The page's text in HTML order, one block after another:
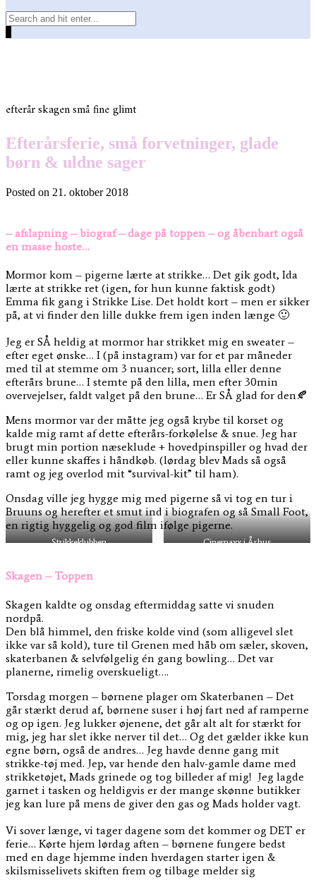
efterårskagensmå fine glimt
Efterårsferie, små forvetninger, glade
børn & uldne sager
Posted on 21. oktober 2018
– afslapning – biograf – dage på toppen – og åbenbart også
en masse hoste…
Mormor kom – pigerne lærte at strikke… Det gik godt, Ida
lærte at strikke ret (igen, for hun kunne faktisk godt)
Emma fik gang i Strikke Lise. Det holdt kort – men er sikker
på, at vi finder den lille dukke frem igen inden længe 🙂
Jeg er SÅ heldig at mormor har strikket mig en sweater –
efter eget ønske… I (på instagram) var for et par måneder
med til at stemme om 3 nuancer; sort, lilla eller denne
efterårs brune… I stemte på den lilla, men efter 30min
overvejelser, faldt valget på den brune… Er SÅ glad for den🍂
Mens mormor var der måtte jeg også krybe til korset og
kalde mig ramt af dette efterårs-forkølelse & snue. Jeg har
brugt min portion næseklude + hovedpinspiller og hvad der
eller kunne skaffes i håndkøb. (lørdag blev Mads så også
ramt og jeg overlod mit “survival-kit” til ham).
Onsdag ville jeg hygge mig med pigerne så vi tog en tur i
Bruuns og herefter et smut ind i biografen og så Small Foot,
en rigtig hyggelig og god film ifølge pigerne.
Strikkeklubben Cinemaxx i Århus
Skagen – Toppen
Skagen kaldte og onsdag eftermiddag satte vi snuden
nordpå.
Den blå himmel, den friske kolde vind (som alligevel slet
ikke var så kold), ture til Grenen med håb om sæler, skoven,
skaterbanen & selvfølgelig én gang bowling… Det var
planerne, rimelig overskueligt….
Torsdag morgen – børnene plager om Skaterbanen – Det
går stærkt derud af, børnene suser i høj fart ned af ramperne
og op igen. Jeg lukker øjenene, det går alt alt for stærkt for
mig, jeg har slet ikke nerver til det… Og det gælder ikke kun
egne børn, også de andres… Jeg havde denne gang mit
strikke-tøj med. Jep, var hende den halv-gamle dame med
strikketøjet, Mads grinede og tog billeder af mig! Jeg lagde
garnet i tasken og heldigvis er der mange skønne butikker
jeg kan lure på mens de giver den gas og Mads holder vagt.
Vi sover længe, vi tager dagene som det kommer og DET er
ferie… Kørte hjem lørdag aften – børnene fungere bedst
med en dage hjemme inden hverdagen starter igen &
skilsmisselivets skiften frem og tilbage melder sig